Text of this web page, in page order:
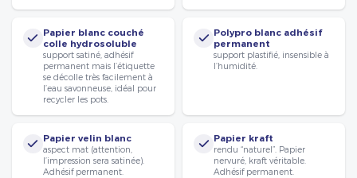
Papier blanc couché
colle hydrosoluble
support satiné, adhésif
permanent mais l’étiquette
se décolle très facilement à
l’eau savonneuse, idéal pour
recycler les pots.
Polypro blanc adhésif
permanent
support plastifié, insensible à
l’humidité.
Papier velin blanc
aspect mat (attention,
l’impression sera satinée).
Adhésif permanent.
Papier kraft
rendu “naturel”. Papier
nervuré, kraft véritable.
Adhésif permanent.